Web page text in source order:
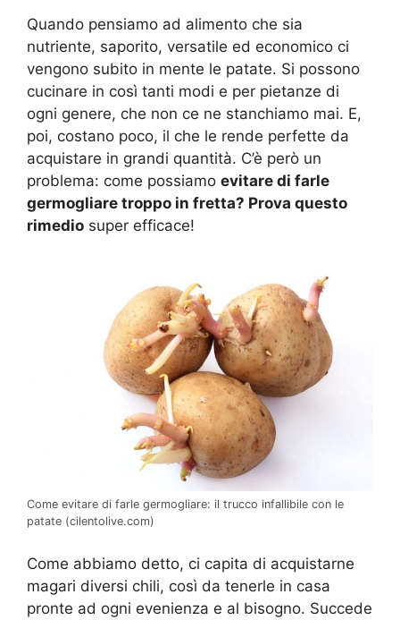
Quando pensiamo ad alimento che sia
nutriente, saporito, versatile ed economico ci
vengono subito in mente le patate. Si possono
cucinare in così tanti modi e per pietanze di
ogni genere, che non ce ne stanchiamo mai. E,
poi, costano poco, il che le rende perfette da
acquistare in grandi quantità. C’è però un
problema: come possiamo evitare di farle
germogliare troppo in fretta? Prova questo
rimedio super efficace!
Come evitare di farle germogliare: il trucco infallibile con le
patate (cilentolive.com)
Come abbiamo detto, ci capita di acquistarne
magari diversi chili, così da tenerle in casa
pronte ad ogni evenienza e al bisogno. Succede